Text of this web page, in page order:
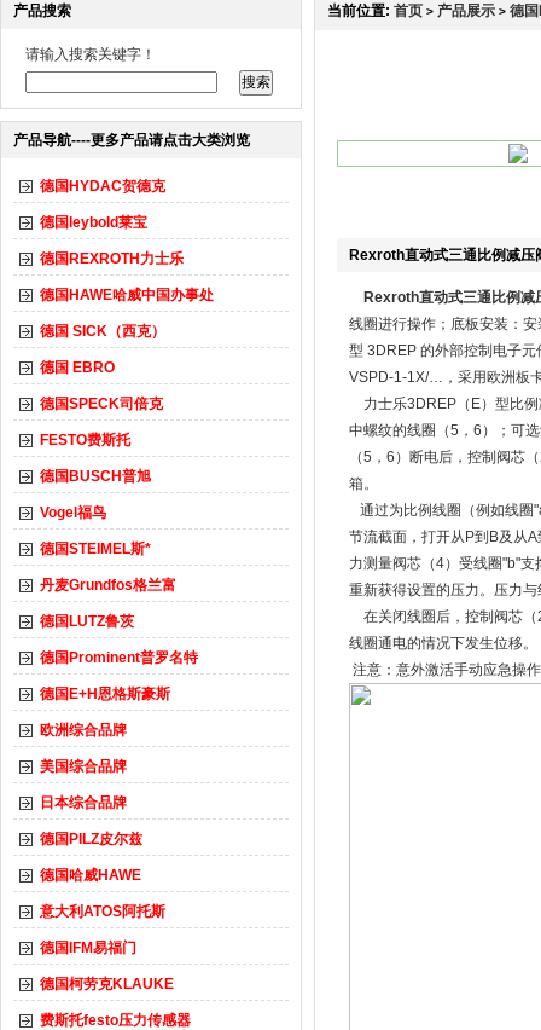
产品搜索
请输入搜索关键字！
产品导航----更多产品请点击大类浏览
德国HYDAC贺德克
德国leybold莱宝
德国REXROTH力士乐
德国HAWE哈威中国办事处
德国 SICK（西克）
德国 EBRO
德国SPECK司倍克
FESTO费斯托
德国BUSCH普旭
Vogel福鸟
德国STEIMEL斯*
丹麦Grundfos格兰富
德国LUTZ鲁茨
德国Prominent普罗名特
德国E+H恩格斯豪斯
欧洲综合品牌
美国综合品牌
日本综合品牌
德国PILZ皮尔兹
德国哈威HAWE
意大利ATOS阿托斯
德国IFM易福门
德国柯劳克KLAUKE
费斯托festo压力传感器
当前位置: 首页 > 产品展示 > 德
Rexroth直动式三通比例减压
Rexroth直动式三通比例减
线圈进行操作；底板安装：
型 3DREP 的外部控制电子
VSPD-1-1X/…，采用欧洲板
力士乐3DREP（E）型比例
中螺纹的线圈（5，6）；可
（5，6）断电后，控制阀芯
箱。
通过为比例线圈（例如线圈
节流截面，打开从P到B及从
力测量阀芯（4）受线圈"b"
重新获得设置的压力。压力
在关闭线圈后，控制阀芯（
线圈通电的情况下发生位移。
注意：意外激活手动应急操